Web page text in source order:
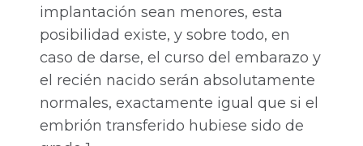
implantación sean menores, esta
posibilidad existe, y sobre todo, en
caso de darse, el curso del embarazo y
el recién nacido serán absolutamente
normales, exactamente igual que si el
embrión transferido hubiese sido de